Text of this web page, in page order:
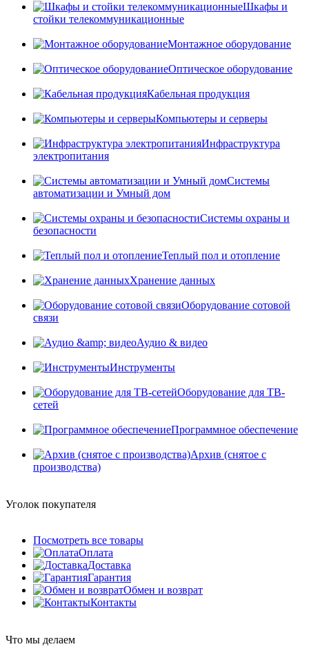
Шкафы и
стойки телекоммуникационные
Монтажное оборудование
Оптическое оборудование
Кабельная продукция
Компьютеры и серверы
Инфраструктура
электропитания
Системы
автоматизации и Умный дом
Системы охраны и
безопасности
Теплый пол и отопление
Хранение данных
Оборудование сотовой
связи
Аудио & видео
Инструменты
Оборудование для ТВ-
сетей
Программное обеспечение
Архив (снятое с
производства)
Уголок покупателя
Посмотреть все товары
Оплата
Доставка
Гарантия
Обмен и возврат
Контакты
Что мы делаем